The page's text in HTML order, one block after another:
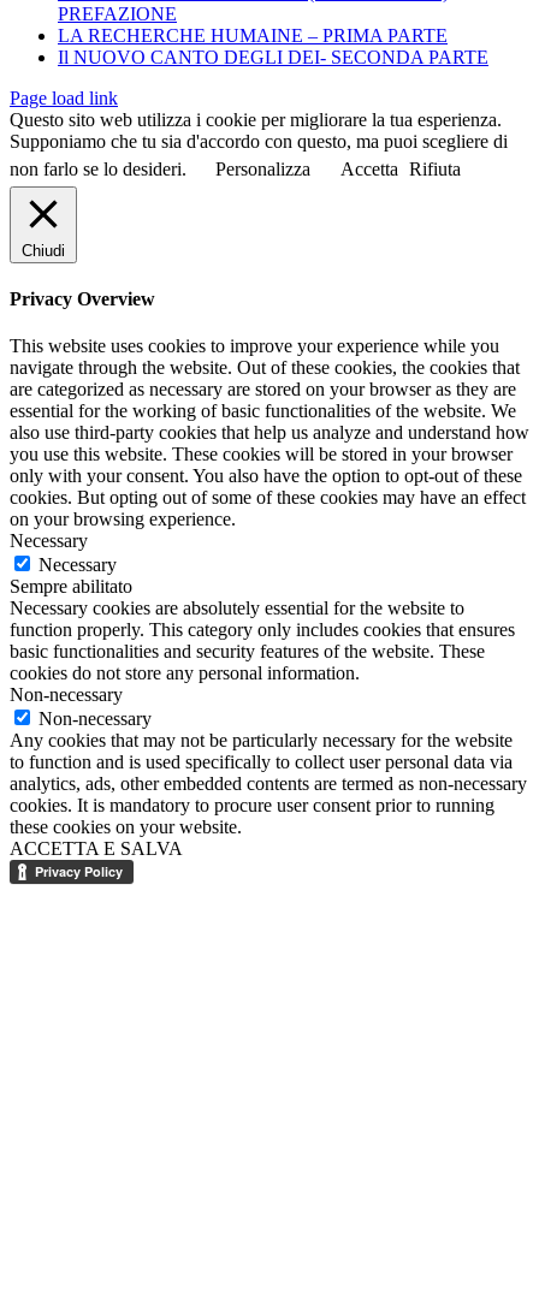
PREFAZIONE
LA RECHERCHE HUMAINE – PRIMA PARTE
Il NUOVO CANTO DEGLI DEI- SECONDA PARTE
Page load link
Questo sito web utilizza i cookie per migliorare la tua esperienza.
Supponiamo che tu sia d'accordo con questo, ma puoi scegliere di
non farlo se lo desideri.
Personalizza Accetta Rifiuta
Chiudi
Privacy Overview
This website uses cookies to improve your experience while you
navigate through the website. Out of these cookies, the cookies that
are categorized as necessary are stored on your browser as they are
essential for the working of basic functionalities of the website. We
also use third-party cookies that help us analyze and understand how
you use this website. These cookies will be stored in your browser
only with your consent. You also have the option to opt-out of these
cookies. But opting out of some of these cookies may have an effect
on your browsing experience.
Necessary
Necessary
Sempre abilitato
Necessary cookies are absolutely essential for the website to
function properly. This category only includes cookies that ensures
basic functionalities and security features of the website. These
cookies do not store any personal information.
Non-necessary
Non-necessary
Any cookies that may not be particularly necessary for the website
to function and is used specifically to collect user personal data via
analytics, ads, other embedded contents are termed as non-necessary
cookies. It is mandatory to procure user consent prior to running
these cookies on your website.
ACCETTA E SALVA